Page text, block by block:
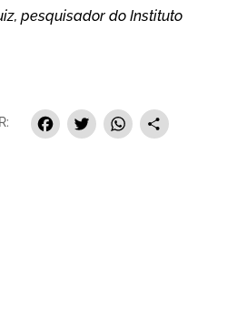
pesquisador do Instituto
Facebook
Twitter